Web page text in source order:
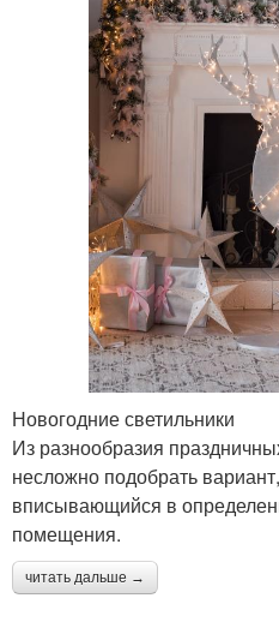
Новогодние светильники
Из разнообразия
несложно подобрать
вписывающийся в
помещения.
читать дальше →